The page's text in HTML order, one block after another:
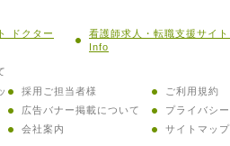
ドクター
看護師求人・転職支援サイ
Info
採用ご担当者様
広告バナー掲載について
会社案内
ご利用規約
プライバシ
サイトマップ